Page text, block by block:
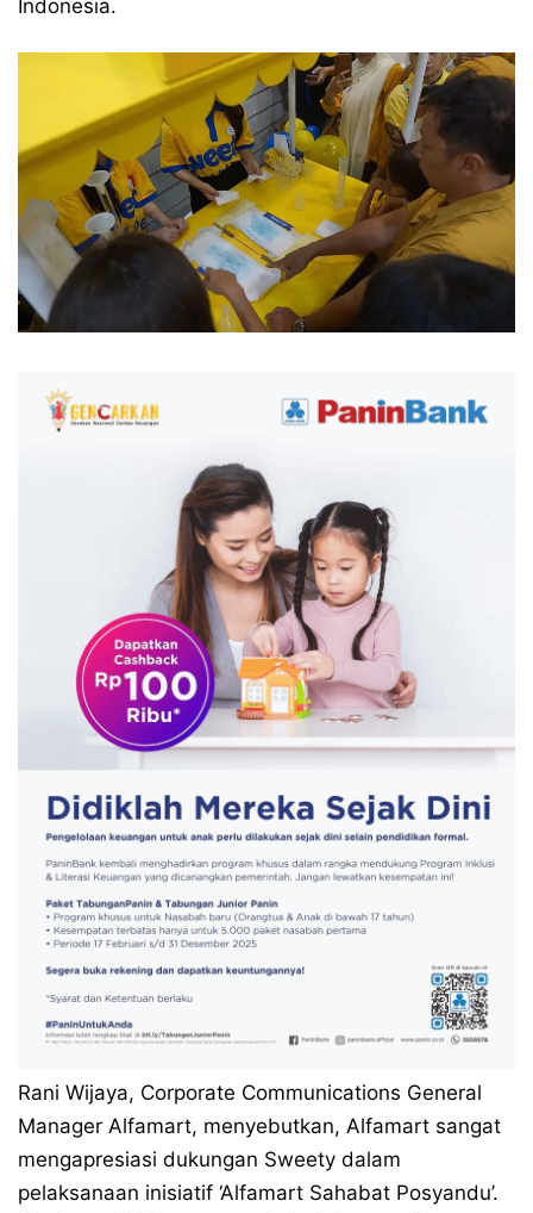
Indonesia.
Rani Wijaya, Corporate Communications General
Manager Alfamart, menyebutkan, Alfamart sangat
mengapresiasi dukungan Sweety dalam
pelaksanaan inisiatif ‘Alfamart Sahabat Posyandu’.